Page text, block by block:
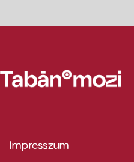
Footer
Impresszum